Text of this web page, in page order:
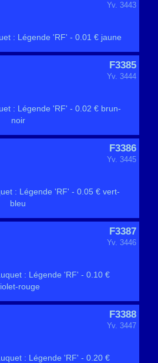
Yv. 3443
: Légende 'RF' - 0.01 € jaune
F3385
Yv. 3444
: Légende 'RF' - 0.02 € brun-
noir
F3386
Yv. 3445
: Légende 'RF' - 0.05 € vert-
bleu
F3387
Yv. 3446
: Légende 'RF' - 0.10 €
rouge
F3388
Yv. 3447
: Légende 'RF' - 0.20 €